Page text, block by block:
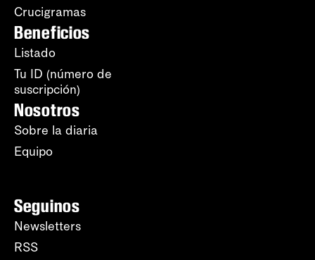
Crucigramas
Beneficios
Listado
Tu ID (número de
suscripción)
Nosotros
Sobre la diaria
Equipo
Seguinos
Newsletters
RSS